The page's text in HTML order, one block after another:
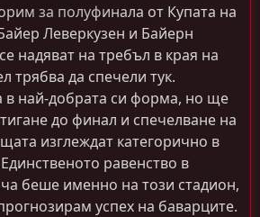
за полуфинала от Купата на
Леверкузен и Байерн
надяват на требъл в края на
трябва да спечели тук.
в най-добрата си форма, но ще
до финал и спечелване на
изглеждат категорично в
равенство в
беше именно на този стадион,
успех на баварците.